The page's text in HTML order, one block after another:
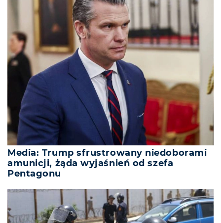
Media: Trump sfrustrowany niedoborami
amunicji, żąda wyjaśnień od szefa
Pentagonu